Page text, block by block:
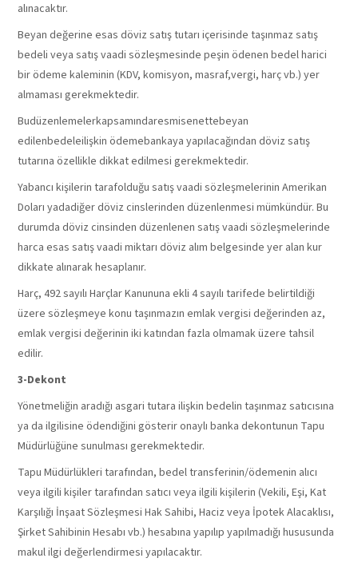
alınacaktır.
Beyan değerine esas döviz satış tutarı içerisinde taşınmaz satış
bedeli veya satış vaadi sözleşmesinde peşin ödenen bedel harici
bir ödeme kaleminin (KDV, komisyon, masraf,vergi, harç vb.) yer
almaması gerekmektedir.
Budüzenlemelerkapsamındaresmisenettebeyan
edilenbedeleilişkin ödemebankaya yapılacağından döviz satış
tutarına özellikle dikkat edilmesi gerekmektedir.
Yabancı kişilerin tarafolduğu satış vaadi sözleşmelerinin Amerikan
Doları yadadiğer döviz cinslerinden düzenlenmesi mümkündür. Bu
durumda döviz cinsinden düzenlenen satış vaadi sözleşmelerinde
harca esas satış vaadi miktarı döviz alım belgesinde yer alan kur
dikkate alınarak hesaplanır.
Harç, 492 sayılı Harçlar Kanununa ekli 4 sayılı tarifede belirtildiği
üzere sözleşmeye konu taşınmazın emlak vergisi değerinden az,
emlak vergisi değerinin iki katından fazla olmamak üzere tahsil
edilir.
3-Dekont
Yönetmeliğin aradığı asgari tutara ilişkin bedelin taşınmaz satıcısına
ya da ilgilisine ödendiğini gösterir onaylı banka dekontunun Tapu
Müdürlüğüne sunulması gerekmektedir.
Tapu Müdürlükleri tarafından, bedel transferinin/ödemenin alıcı
veya ilgili kişiler tarafından satıcı veya ilgili kişilerin (Vekili, Eşi, Kat
Karşılığı İnşaat Sözleşmesi Hak Sahibi, Haciz veya İpotek Alacaklısı,
Şirket Sahibinin Hesabı vb.) hesabına yapılıp yapılmadığı hususunda
makul ilgi değerlendirmesi yapılacaktır.